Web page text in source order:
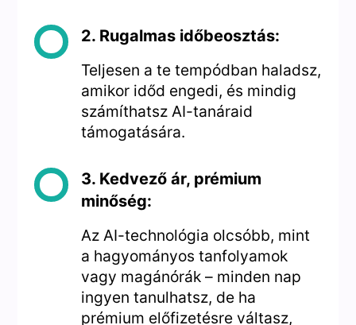
2. Rugalmas időbeosztás:
Teljesen a te tempódban haladsz,
amikor időd engedi, és mindig
számíthatsz AI-tanáraid
támogatására.
3. Kedvező ár, prémium
minőség:
Az AI-technológia olcsóbb, mint
a hagyományos tanfolyamok
vagy magánórák – minden nap
ingyen tanulhatsz, de ha
prémium előfizetésre váltasz,